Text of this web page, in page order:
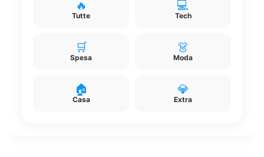
🔥
Tutte
💻
Tech
🛒
Spesa
👗
Moda
🏠
Casa
💎
Extra